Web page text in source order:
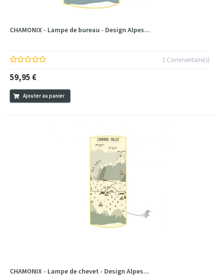
CHAMONIX - Lampe de bureau - Design Alpes...
1 Commentaire(s)
59,95 €
Ajouter au panier
CHAMONIX - Lampe de chevet - Design Alpes...